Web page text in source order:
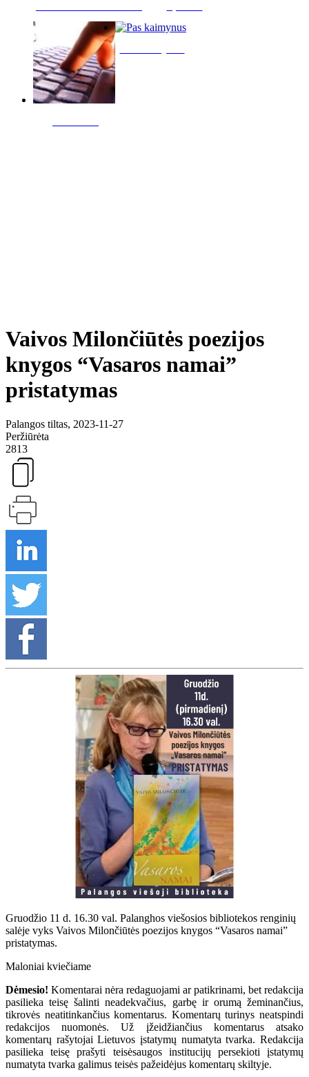
Vaivos Milončiūtės poezijos
knygos “Vasaros namai”
pristatymas
Palangos tiltas, 2023-11-27
Peržiūrėta
2813
Gruodžio 11 d. 16.30 val. Palanghos viešosios bibliotekos renginių
salėje vyks Vaivos Milončiūtės poezijos knygos “Vasaros namai”
pristatymas.
Maloniai kviečiame
Dėmesio! Komentarai nėra redaguojami ar patikrinami, bet redakcija
pasilieka teisę šalinti neadekvačius, garbę ir orumą žeminančius,
tikrovės neatitinkančius komentarus. Komentarų turinys neatspindi
redakcijos nuomonės. Už įžeidžiančius komentarus atsako
komentarų rašytojai Lietuvos įstatymų numatyta tvarka. Redakcija
pasilieka teisę prašyti teisėsaugos institucijų persekioti įstatymų
numatyta tvarka galimus teisės pažeidėjus komentarų skiltyje.